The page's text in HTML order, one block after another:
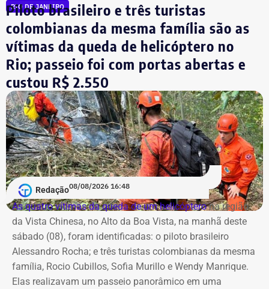
naquele época a cobertura eleitoral para além da capital.
Cobertura especial começa antes do
debate
A partir das 19h, tem início a pré-transmissão no
YouTube, com informações sobre os bastidores, a
preparação para o encontro e os principais temas que
devem marcar o primeiro debate entre os candidatos ao
Palácio Guanabara.
A cobertura será realizada em uma operação integrada
com a Band Rio, a BandNews FM Rio e as plataformas
digitais do grupo, acompanhando desde os momentos
que antecedem o debate até a transmissão ao vivo.
Com tradição na realização de debates eleitorais, a Band
promove o encontro como um espaço para o confronto
RIO DE JANEIRO
Piloto brasileiro e três turistas
colombianas da mesma família são as
vítimas da queda de helicóptero no
Rio; passeio foi com portas abertas e
custou R$ 2.550
Redação08/08/2026 16:48
As quatro vítimas da queda de um helicópterona região
da Vista Chinesa, no Alto da Boa Vista, na manhã deste
sábado (08), foram identificadas: o piloto brasileiro
Alessandro Rocha; e três turistas colombianas da mesma
família, Rocio Cubillos, Sofia Murillo e Wendy Manrique.
Elas realizavam um passeio panorâmico em uma